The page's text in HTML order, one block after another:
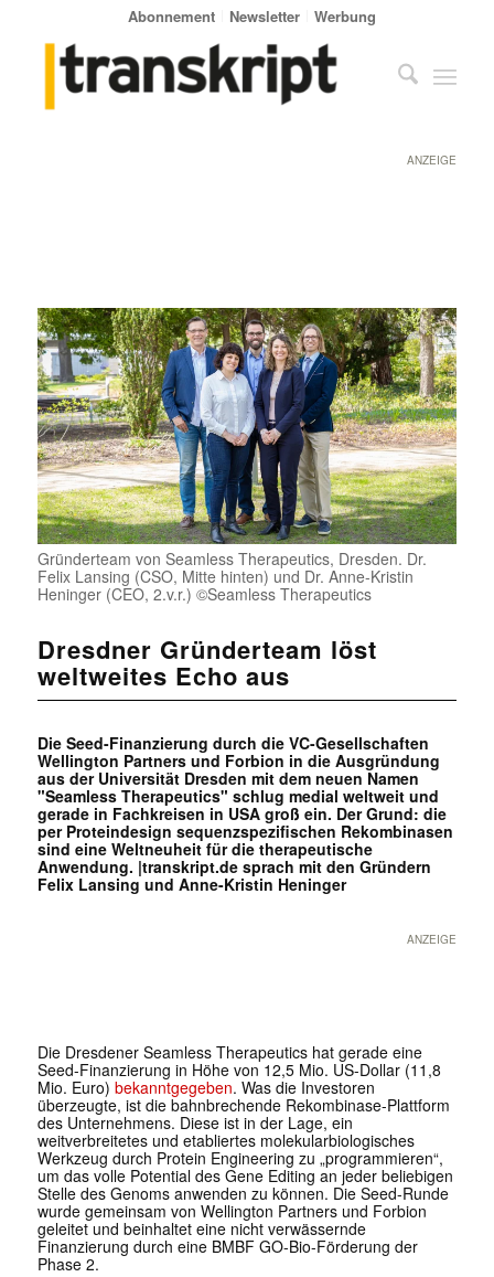
Abonnement Newsletter Werbung
ANZEIGE
Gründerteam von Seamless Therapeutics, Dresden. Dr.
Felix Lansing (CSO, Mitte hinten) und Dr. Anne-Kristin
Heninger (CEO, 2.v.r.) ©Seamless Therapeutics
Dresdner Gründerteam löst
weltweites Echo aus
Die Seed-Finanzierung durch die VC-Gesellschaften
Wellington Partners und Forbion in die Ausgründung
aus der Universität Dresden mit dem neuen Namen
"Seamless Therapeutics" schlug medial weltweit und
gerade in Fachkreisen in USA groß ein. Der Grund: die
per Proteindesign sequenzspezifischen Rekombinasen
sind eine Weltneuheit für die therapeutische
Anwendung. |transkript.desprach mit den Gründern
Felix Lansing und Anne-Kristin Heninger
ANZEIGE
Die Dresdener Seamless Therapeutics hat gerade eine
Seed-Finanzierung in Höhe von 12,5 Mio. US-Dollar (11,8
Mio. Euro) bekanntgegeben. Was die Investoren
überzeugte, ist die bahnbrechende Rekombinase-Plattform
des Unternehmens. Diese ist in der Lage, ein
weitverbreitetes und etabliertes molekularbiologisches
Werkzeug durch Protein Engineering zu „programmieren“,
um das volle Potential des Gene Editing an jeder beliebigen
Stelle des Genoms anwenden zu können. Die Seed-Runde
wurde gemeinsam von Wellington Partners und Forbion
geleitet und beinhaltet eine nicht verwässernde
Finanzierung durch eine BMBF GO-Bio-Förderung der
Phase 2.